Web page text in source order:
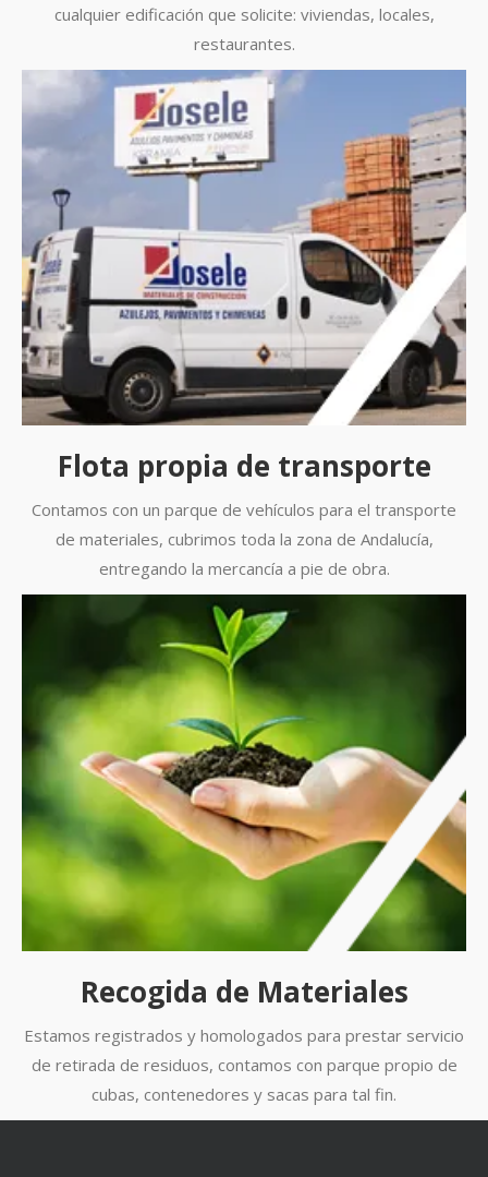
cualquier edificación que solicite: viviendas, locales,
restaurantes.
Flota propia de transporte
Contamos con un parque de vehículos para el transporte
de materiales, cubrimos toda la zona de Andalucía,
entregando la mercancía a pie de obra.
Recogida de Materiales
Estamos registrados y homologados para prestar servicio
de retirada de residuos, contamos con parque propio de
cubas, contenedores y sacas para tal fin.